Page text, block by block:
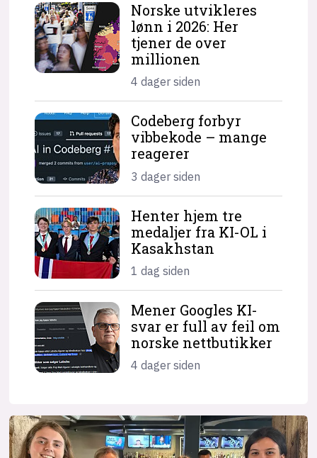
Norske utvikleres
lønn i 2026: Her
tjener de over
millionen
4 dager siden
Codeberg forbyr
vibbekode – mange
reagerer
3 dager siden
Henter hjem tre
medaljer fra KI-OL i
Kasakhstan
1 dag siden
Mener Googles KI-
svar er full av feil om
norske nettbutikker
4 dager siden